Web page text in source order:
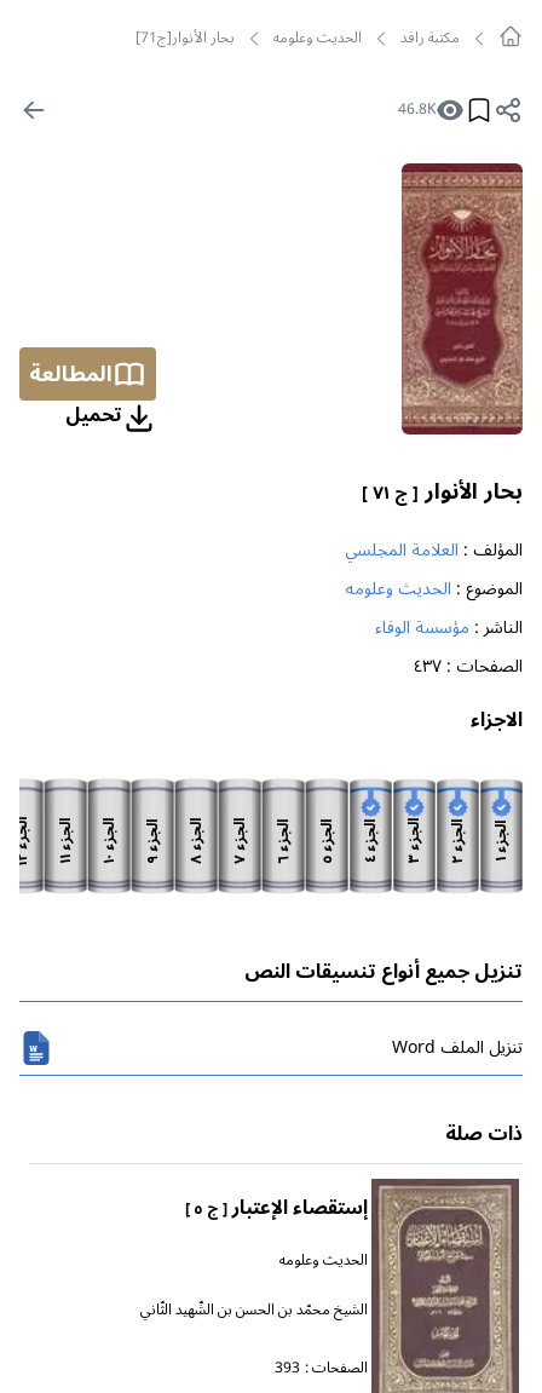
مکتبة رافد الحديث وعلومه بحار الأنوار[ج71]
46.8K
المطالعة
تحمیل
بحار الأنوار[ ج ٧١ ]
المؤلف : العلامة المجلسي
الموضوع : الحديث وعلومه
الناشر : مؤسسة الوفاء
الصفحات :٤٣٧
الاجزاء
الجزء
١
الجزء
٢
الجزء
٣
الجزء
٤
الجزء
٥
الجزء
٦
الجزء
٧
الجزء
٨
الجزء
٩
الجزء
١٠
الجزء
١١
الجزء
١٢
تنزيل جميع أنواع تنسيقات النص
تنزیل الملف Word
ذات صلة
إستقصاء الإعتبار[ ج ٥ ]
الحديث وعلومه
الشيخ محمّد بن الحسن بن الشّهيد الثّاني
الصفحات : 393